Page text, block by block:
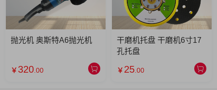
抛光机 奥斯特A6抛光机
￥ 320 .00
干磨机托盘 干磨机6寸17
孔托盘
￥ 25 .00